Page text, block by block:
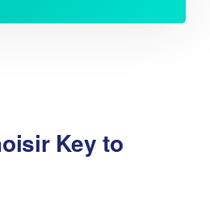
Key to